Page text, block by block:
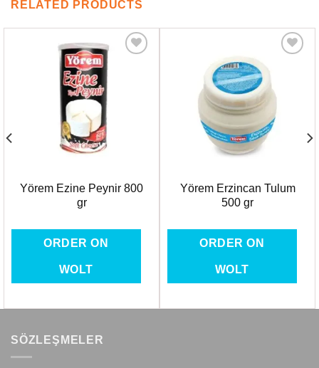
RELATED PRODUCTS
Yörem Ezine Peynir 800
gr
ORDER ON
WOLT
Favorilere
Yörem Erzincan Tulum
500 gr
ORDER ON
WOLT
SÖZLEŞMELER